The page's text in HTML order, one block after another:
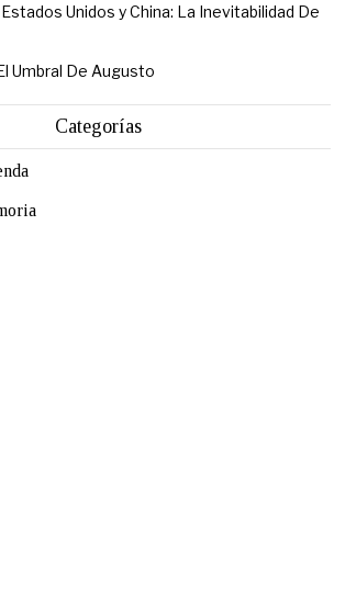
Unidos y China: La Inevitabilidad De
Umbral De Augusto
Categorías